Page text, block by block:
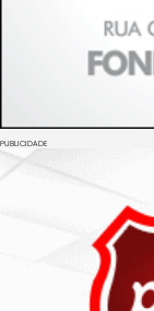
PUBLICIDADE